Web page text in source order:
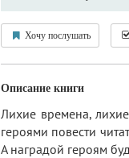
Хочу послушать
Описание книги
Лихие времена,
героями повести
А наградой героям